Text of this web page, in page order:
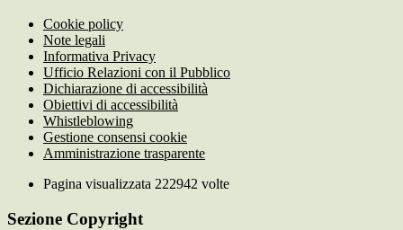
Cookie policy
Note legali
Informativa Privacy
Ufficio Relazioni con il Pubblico
Dichiarazione di accessibilità
Obiettivi di accessibilità
Whistleblowing
Gestione consensi cookie
Amministrazione trasparente
Pagina visualizzata 222942 volte
Sezione Copyright